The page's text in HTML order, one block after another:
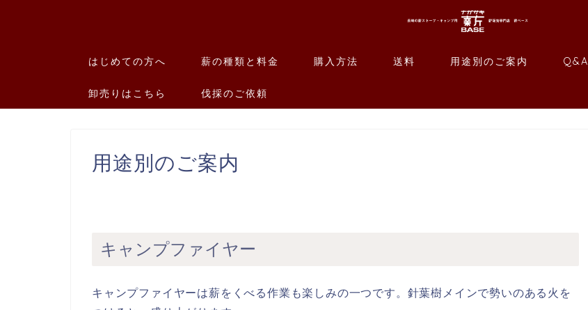
はじめての方へ 薪の種類と料金 購入方法 送料 用途別のご案内 Q&A
卸売りはこちら 伐採のご依頼
用途別のご案内
キャンプファイヤー
キャンプファイヤーは薪をくべる作業も楽しみの一つです。針葉樹メインで勢いのある火を